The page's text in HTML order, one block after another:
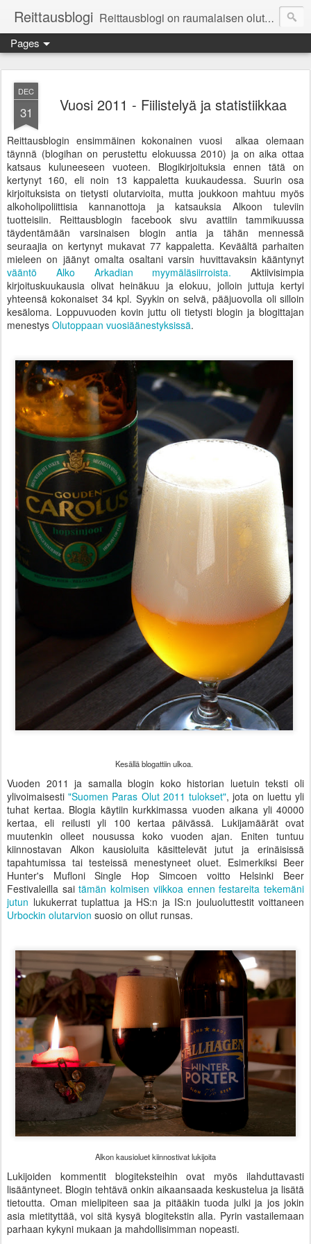
Reittausblogi Reittausblogi on raumalaisen olutharrastajan blogi. Reittaus (rating) tarkoittaa asioiden arvioimista. Reittausblogissa paneudutaan panemisen lopputuotteisiin eli arvioidaan oluita, puolueettomasti.
Pages
DEC
31 Vuosi 2011 - Fiilistelyä ja statistiikkaa
Reittausblogin ensimmäinen kokonainen vuosi alkaa olemaan
täynnä (blogihan on perustettu elokuussa 2010) ja on aika ottaa
katsaus kuluneeseen vuoteen. Blogikirjoituksia ennen tätä on
kertynyt 160, eli noin 13 kappaletta kuukaudessa. Suurin osa
kirjoituksista on tietysti olutarvioita, mutta joukkoon mahtuu myös
alkoholipoliittisia kannanottoja ja katsauksia Alkoon tuleviin
tuotteisiin. Reittausblogin facebook sivu avattiin tammikuussa
täydentämään varsinaisen blogin antia ja tähän mennessä
seuraajia on kertynyt mukavat 77 kappaletta. Keväältä parhaiten
mieleen on jäänyt omalta osaltani varsin huvittavaksin kääntynyt
vääntö Alko Arkadian myymäläsiirroista. Aktiivisimpia
kirjoituskuukausia olivat heinäkuu ja elokuu, jolloin juttuja kertyi
yhteensä kokonaiset 34 kpl. Syykin on selvä, pääjuovolla oli silloin
kesäloma. Loppuvuoden kovin juttu oli tietysti blogin ja blogittajan
menestys Olutoppaan vuosiäänestyksissä.
Kesällä blogattiin ulkoa.
Vuoden 2011 ja samalla blogin koko historian luetuin teksti oli
ylivoimaisesti"Suomen Paras Olut 2011 tulokset", jota on luettu yli
tuhat kertaa. Blogia käytiin kurkkimassa vuoden aikana yli 40000
kertaa, eli reilusti yli 100 kertaa päivässä. Lukijamäärät ovat
muutenkin olleet nousussa koko vuoden ajan. Eniten tuntuu
kiinnostavan Alkon kausioluita käsittelevät jutut ja erinäisissä
tapahtumissa tai testeissä menestyneet oluet. Esimerkiksi Beer
Hunter's Mufloni Single Hop Simcoen voitto Helsinki Beer
Festivaleilla saitämän kolmisen viikkoa ennen festareita tekemäni
jutun lukukerrat tuplattua ja HS:n ja IS:n jouluoluttestit voittaneen
Urbockin olutarvion suosio on ollut runsas.
Alkon kausioluet kiinnostivat lukijoita
Lukijoiden kommentit blogiteksteihin ovat myös ilahduttavasti
lisääntyneet. Blogin tehtävä onkin aikaansaada keskustelua ja lisätä
tietoutta. Oman mielipiteen saa ja pitääkin tuoda julki ja jos jokin
asia mietityttää, voi sitä kysyä blogitekstin alla. Pyrin vastailemaan
parhaan kykyni mukaan ja mahdollisimman nopeasti.